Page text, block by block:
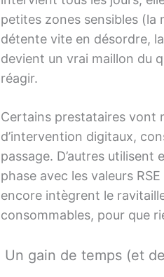
petites zones sensibles (la
détente vite en désordre,
devient un vrai maillon du
réagir.
Certains prestataires vont
d’intervention digitaux,
passage. D’autres
phase avec les valeurs
encore intègrent le
consommables, pour que
Un gain de temps (et